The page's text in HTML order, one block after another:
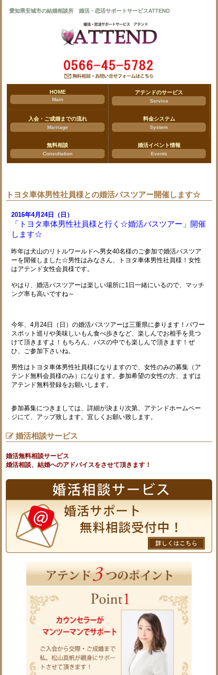
愛知県安城市の結婚相談所 婚活・恋活サポートサービスATTEND
HOME
Main
アテンドのサービス
Service
入会・ご成婚までの流れ
Marriage
料金システム
System
無料相談
Consultation
婚活イベント情報
Events
トヨタ車体男性社員様との婚活バスツアー開催します☆
2016年4月24日（日）
「トヨタ車体男性社員様と行く☆婚活バスツアー」開催
します☆
昨年は犬山のリトルワールドへ男女40名様のご参加で婚活バスツア
ーを開催しました☆男性はみなさん、トヨタ車体男性社員様！女性
はアテンド女性会員様です。
やはり、婚活バスツアーは楽しい場所に1日一緒にいるので、マッチ
ング率も高いですね～
今年、4月24日（日）の婚活バスツアーは三重県に参ります！パワー
スポット巡りや美味しいもん食べ歩きなど、楽しんでお相手を見つ
けて頂きますよ！もちろん、バスの中でも楽しんで頂きます！ぜ
ひ、ご参加下さいね。
男性はトヨタ車体男性社員様になりますので、女性のみの募集（ア
テンド無料会員様のみ）になります。参加希望の女性の方、まずは
アテンド無料登録をお願いします。
参加募集につきましては、詳細が決まり次第、アテンドホームペー
ジにて、アップ致します。宜しくお願い致します。
婚活相談サービス
婚活無料相談サービス
婚活相談、結婚へのアドバイスをさせて頂きます！